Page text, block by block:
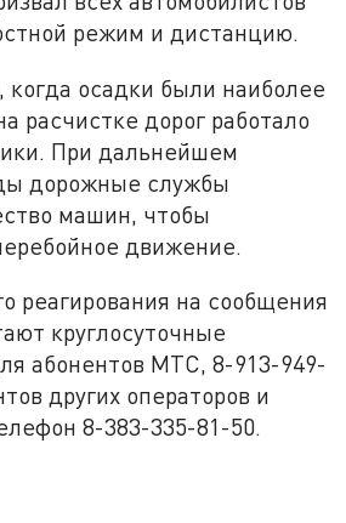
режим и дистанцию.
осадки были наиболее
расчистке дорог работало
При дальнейшем
дорожные службы
машин, чтобы
движение.
реагирования на сообщения
круглосуточные
абонентов МТС, 8-913-949-
других операторов и
8-383-335-81-50.